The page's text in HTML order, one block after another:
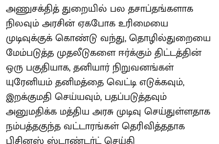
அணுசக்தித் துறையில் பல தசாப்தங்களாக
நிலவும் அரசின் ஏகபோக உரிமையை
முடிவுக்குக் கொண்டு வந்து, தொழில்துறையை
மேம்படுத்த முதலீடுகளை ஈர்க்கும் திட்டத்தின்
ஒரு பகுதியாக, தனியார் நிறுவனங்கள்
யுரேனியம் தனிமத்தை வெட்டி எடுக்கவும்,
இறக்குமதி செய்யவும், பதப்படுத்தவும்
அனுமதிக்க மத்திய அரசு முடிவு செய்துள்ளதாக
நம்பத்தகுந்த வட்டாரங்கள் தெரிவித்ததாக